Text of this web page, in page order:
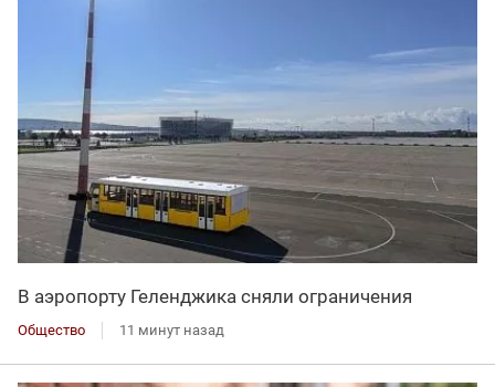
В аэропорту Геленджика сняли ограничения
Общество 11 минут назад